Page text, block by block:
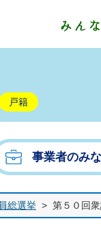
戸籍
事業者のみ
総選挙 > 第５０回